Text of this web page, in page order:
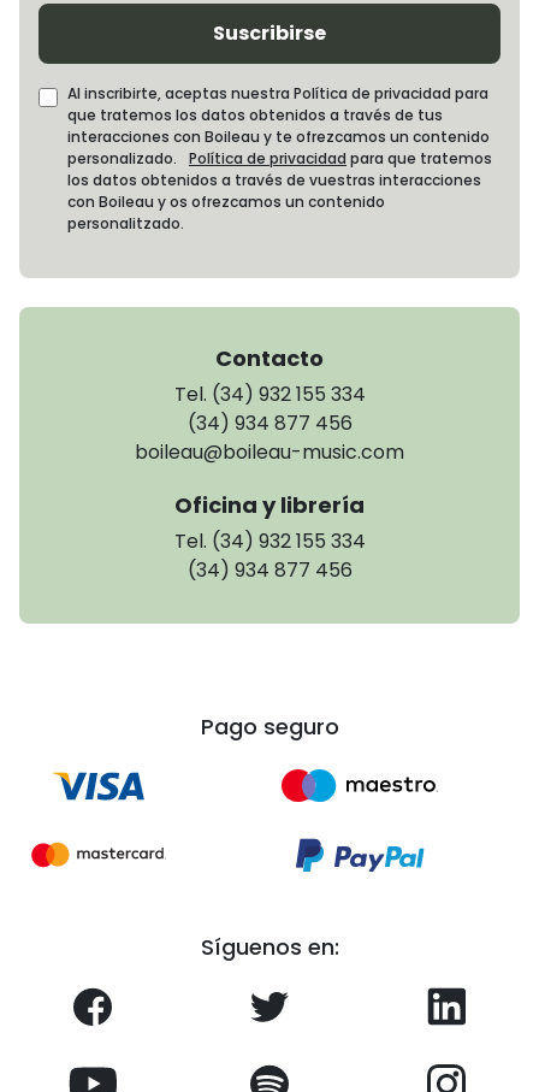
Suscribirse
Al inscribirte, aceptas nuestra Política de privacidad para
que tratemos los datos obtenidos a través de tus
interacciones con Boileau y te ofrezcamos un contenido
personalizado. Política de privacidad para que tratemos
los datos obtenidos a través de vuestras interacciones
con Boileau y os ofrezcamos un contenido
personalitzado.
Contacto
Tel. (34) 932 155 334
(34) 934 877 456
boileau@boileau-music.com
Oficina y librería
Tel. (34) 932 155 334
(34) 934 877 456
Pago seguro
Síguenos en: